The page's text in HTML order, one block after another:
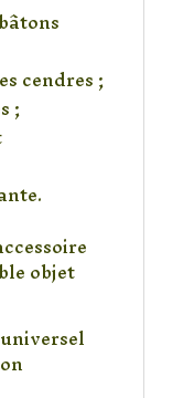
cendres ;
;
objet